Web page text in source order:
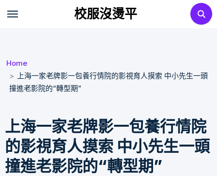
校服沒燙平
Home
上海一家老牌影一包養行情院的影視育人摸索 中小先生一頭
撞進老影院的“轉型期”
上海一家老牌影一包養行情院
的影視育人摸索 中小先生一頭
撞進老影院的“轉型期”